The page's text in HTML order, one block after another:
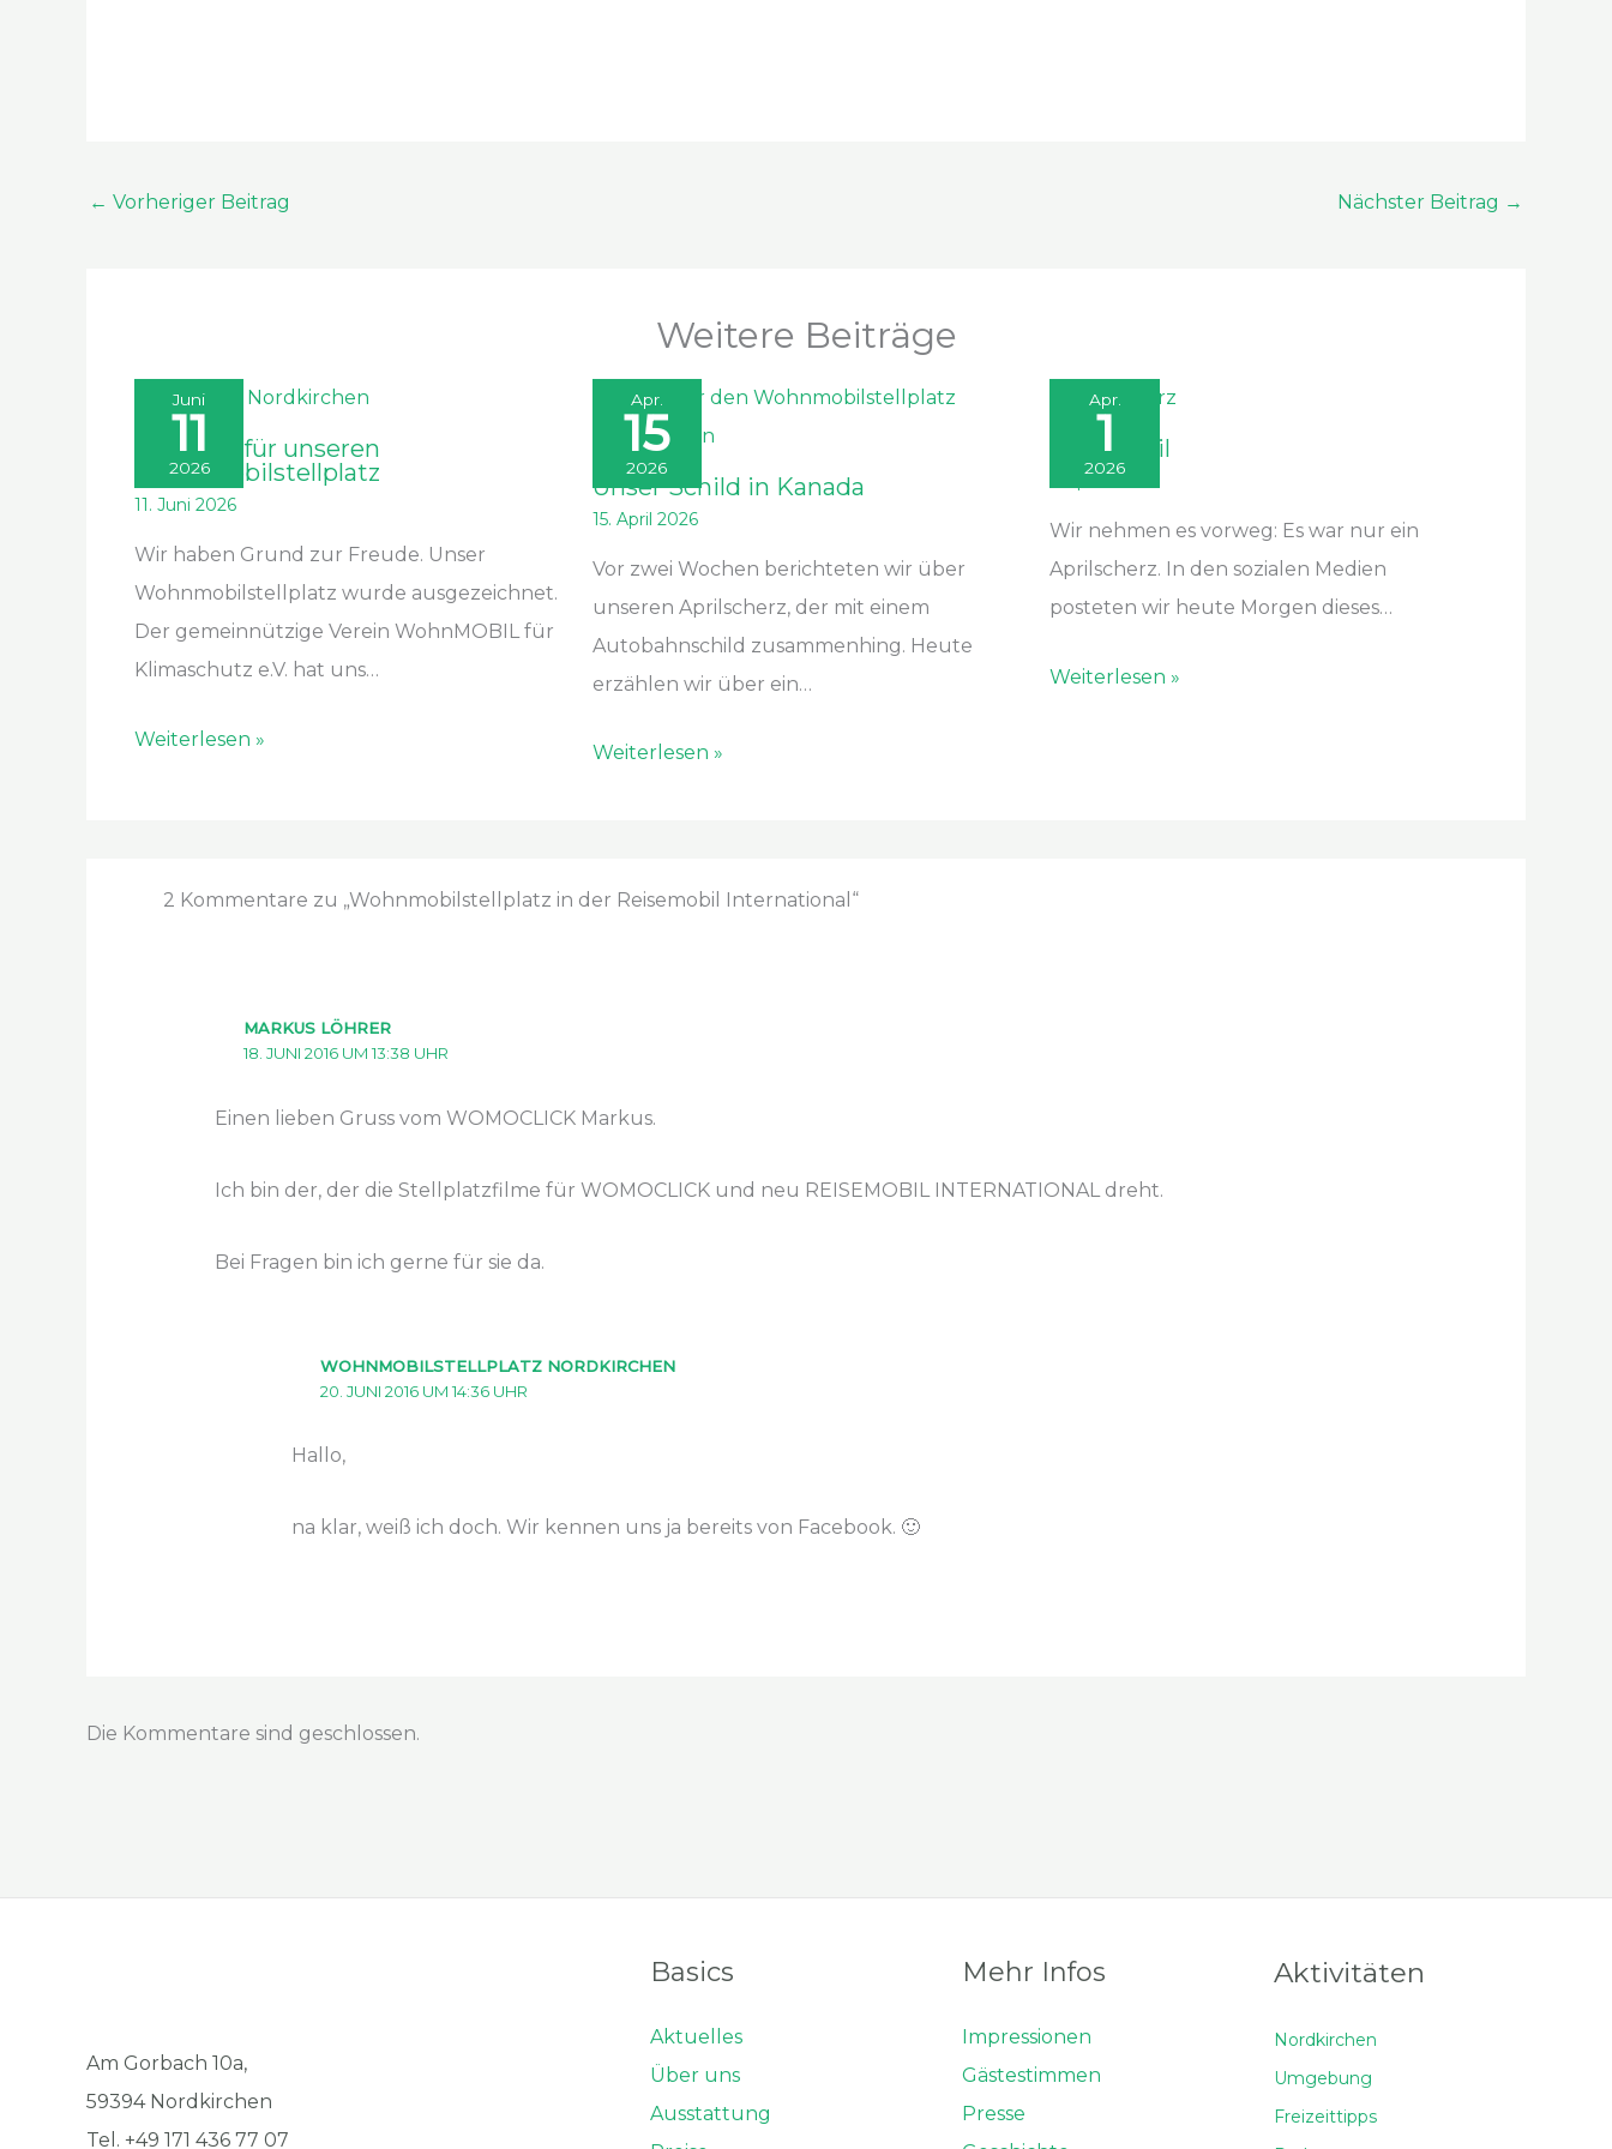
← Vorheriger Beitrag Nächster Beitrag →
Weitere Beiträge
Juni
11
2026
Urkunde für unseren
Wohnmobilstellplatz
11. Juni 2026
Wir haben Grund zur Freude. Unser
Wohnmobilstellplatz wurde ausgezeichnet.
Der gemeinnützige Verein WohnMOBIL für
Klimaschutz e.V. hat uns…
Weiterlesen »
Apr.
15
2026
Unser Schild in Kanada
15. April 2026
Vor zwei Wochen berichteten wir über
unseren Aprilscherz, der mit einem
Autobahnschild zusammenhing. Heute
erzählen wir über ein…
Weiterlesen »
Apr.
1
2026
April, April
Wir nehmen es vorweg: Es war nur ein
Aprilscherz. In den sozialen Medien
posteten wir heute Morgen dieses…
Weiterlesen »
2 Kommentare zu „Wohnmobilstellplatz in der Reisemobil International“
MARKUS LÖHRER
18. JUNI 2016 UM 13:38 UHR
Einen lieben Gruss vom WOMOCLICK Markus.
Ich bin der, der die Stellplatzfilme für WOMOCLICK und neu REISEMOBIL INTERNATIONAL dreht.
Bei Fragen bin ich gerne für sie da.
WOHNMOBILSTELLPLATZ NORDKIRCHEN
20. JUNI 2016 UM 14:36 UHR
Hallo,
na klar, weiß ich doch. Wir kennen uns ja bereits von Facebook. 🙂
Die Kommentare sind geschlossen.
Am Gorbach 10a,
59394 Nordkirchen
Tel. +49 171 436 77 07
Basics
Aktuelles
Über uns
Ausstattung
Mehr Infos
Impressionen
Gästestimmen
Presse
Aktivitäten
Nordkirchen
Umgebung
Freizeittipps